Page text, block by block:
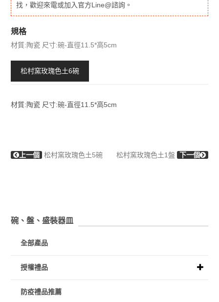
找，歡迎來電或加入官方Line@諮詢。
規格
材質:陶瓷 尺寸:碗-直徑11.5*高5cm
松村窯玫瑰色土6碗
材質:陶瓷 尺寸:碗-直徑11.5*高5cm
上一個 松村窯玫瑰色土5碗 松村窯玫瑰色土1盤 下一個
碗、盤、盛裝器皿
全部產品
授權禮品
防疫禮品推薦